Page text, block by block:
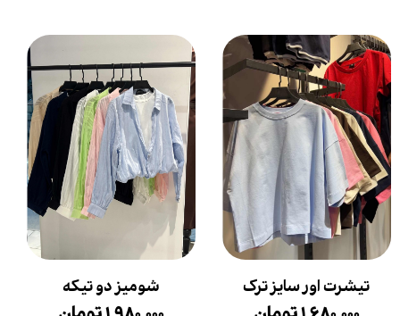
تیشرت اور سایز ترک شومیز دو تیکه